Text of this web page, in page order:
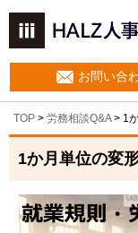
お問い合
TOP > 労務相談Q&A> 1
1か月単位の変